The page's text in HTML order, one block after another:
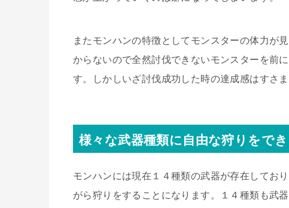
またモンハンの特徴としてモンスターの体力が
からないので全然討伐できないモンスターを前
す。しかしいざ討伐成功した時の達成感はすさ
様々な武器種類に自由な狩りをでき
モンハンには現在１４種類の武器が存在してお
がら狩りをすることになります。１４種類も武